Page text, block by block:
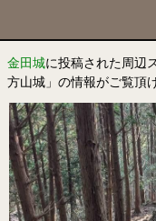
金田城に投稿された周辺
方山城」の情報がご覧頂